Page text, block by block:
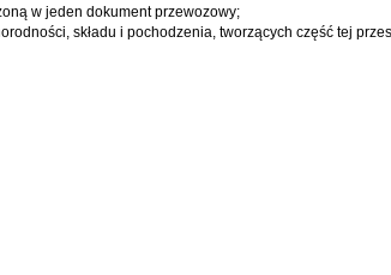
w jeden dokument przewozowy;
składu i pochodzenia, tworzących część tej